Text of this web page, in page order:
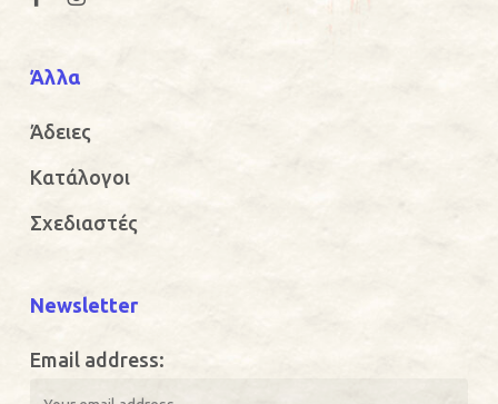
Άλλα
Άδειες
Κατάλογοι
Σχεδιαστές
Newsletter
Email address: